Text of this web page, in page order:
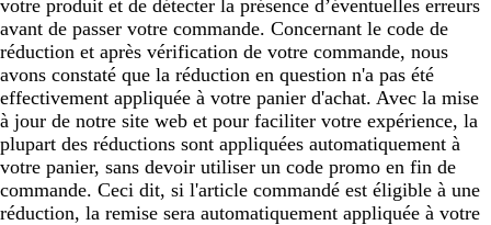
votre produit et de détecter la présence d’éventuelles erreurs
avant de passer votre commande. Concernant le code de
réduction et après vérification de votre commande, nous
avons constaté que la réduction en question n'a pas été
effectivement appliquée à votre panier d'achat. Avec la mise
à jour de notre site web et pour faciliter votre expérience, la
plupart des réductions sont appliquées automatiquement à
votre panier, sans devoir utiliser un code promo en fin de
commande. Ceci dit, si l'article commandé est éligible à une
réduction, la remise sera automatiquement appliquée à votre